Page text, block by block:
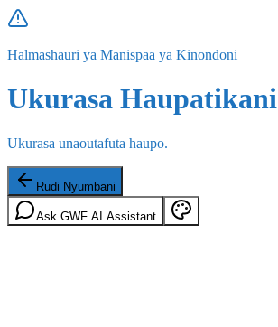
Halmashauri ya Manispaa ya Kinondoni
Ukurasa Haupatikani
Ukurasa unaoutafuta haupo.
Rudi Nyumbani
Ask GWF AI Assistant